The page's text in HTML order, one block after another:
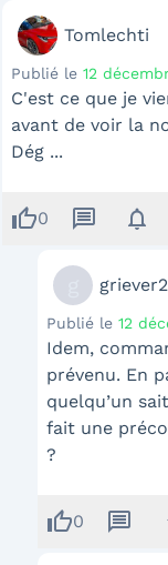
Tomlechti
Publié le 12
C'est ce que je
avant de voir la
Dég ...
thumb_up0 message notifications
Publié le 12
Idem,
prévenu. En
quelqu’un
fait une
?
thumb_up0 message